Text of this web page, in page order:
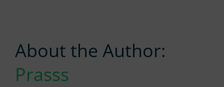
About the Author:
Prasss